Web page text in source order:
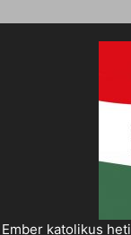
Ember katolikus